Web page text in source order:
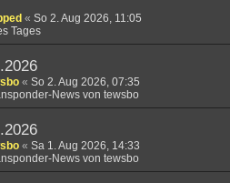
« So 2. Aug 2026, 11:05
Tages
« So 2. Aug 2026, 07:35
News von tewsbo
« Sa 1. Aug 2026, 14:33
News von tewsbo